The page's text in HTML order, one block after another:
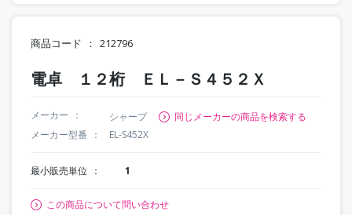
商品コード 212796
電卓 １２桁 ＥＬ－Ｓ４５２Ｘ
メーカー シャープ
同じメーカーの商品を検索する
メーカー型番
EL-S452X
最小販売単位 1
この商品について問い合わせ